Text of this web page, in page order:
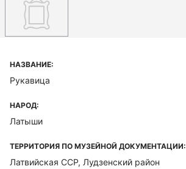
НАЗВАНИЕ:
Рукавица
НАРОД:
Латыши
ТЕРРИТОРИЯ ПО МУЗЕЙНОЙ ДОКУМЕНТАЦИИ:
Латвийская ССР, Лудзенский район